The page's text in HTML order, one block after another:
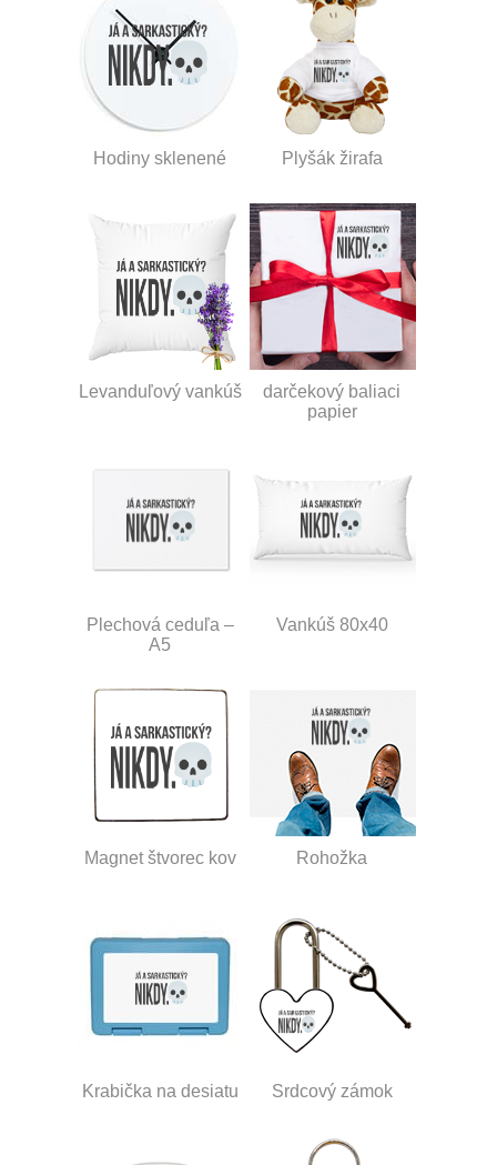
Hodiny sklenené Plyšák žirafa
Levanduľový vankúš
darčekový baliaci
papier
Plechová ceduľa –
A5
Vankúš 80x40
Magnet štvorec kov Rohožka
Krabička na desiatu Srdcový zámok